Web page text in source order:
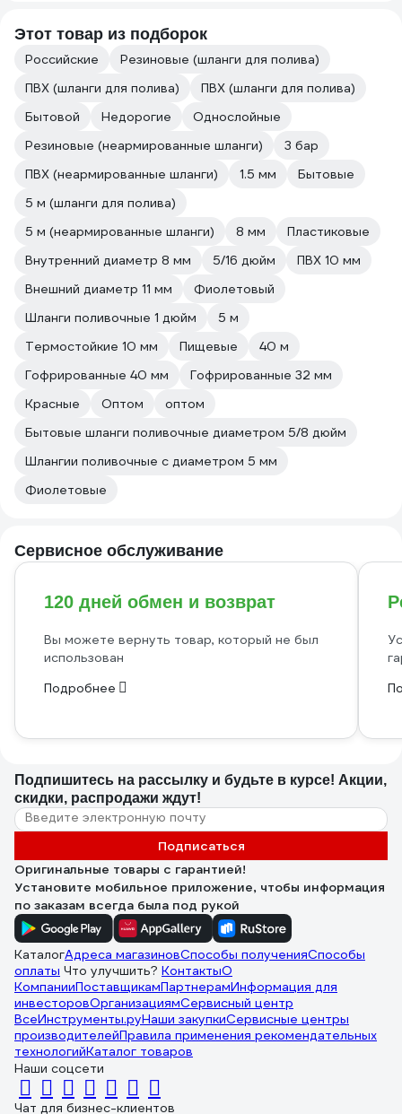
Этот товар из подборок
Российские
Резиновые (шланги для полива)
ПВХ (шланги для полива)
ПВХ (шланги для полива)
Бытовой
Недорогие
Однослойные
Резиновые (неармированные шланги)
3 бар
ПВХ (неармированные шланги)
1.5 мм
Бытовые
5 м (шланги для полива)
5 м (неармированные шланги)
8 мм
Пластиковые
Внутренний диаметр 8 мм
5/16 дюйм
ПВХ 10 мм
Внешний диаметр 11 мм
Фиолетовый
Шланги поливочные 1 дюйм
5 м
Термостойкие 10 мм
Пищевые
40 м
Гофрированные 40 мм
Гофрированные 32 мм
Красные
Оптом
оптом
Бытовые шланги поливочные диаметром 5/8 дюйм
Шлангии поливочные с диаметром 5 мм
Фиолетовые
Сервисное обслуживание
120 дней обмен и возврат
Вы можете вернуть товар, который не был
использован
Подробнее
Подпишитесь на рассылку и будьте в курсе! Акции,
скидки, распродажи ждут!
Подписаться
Оригинальные товары с гарантией!
Установите мобильное приложение, чтобы информация
по заказам всегда была под рукой
КаталогАдреса магазиновСпособы полученияСпособы
оплаты Что улучшить? КонтактыО
КомпанииПоставщикамПартнерамИнформация для
инвесторовОрганизациямСервисный центр
ВсеИнструменты.руНаши закупкиСервисные центры
производителейПравила применения рекомендательных
технологийКаталог товаров
Наши соцсети
Чат для бизнес-клиентов